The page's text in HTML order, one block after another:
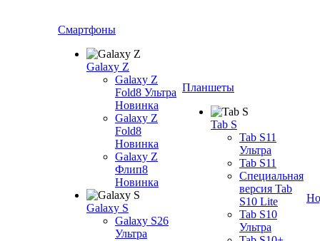
Смартфоны
Galaxy Z
Galaxy Z
Fold8 Ультра
Новинка
Galaxy Z
Fold8
Новинка
Galaxy Z
Флип8
Новинка
Galaxy S
Galaxy S26
Ультра
Планшеты
Tab S
Tab S11
Ультра
Tab S11
Специальная
версия Tab
S10 Lite
Tab S10
Ультра